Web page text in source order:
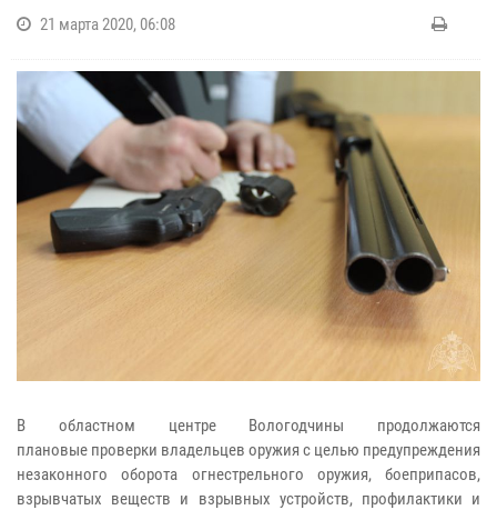
21 марта 2020, 06:08
В областном центре Вологодчины продолжаются
плановые проверки владельцев оружия с целью предупреждения
незаконного оборота огнестрельного оружия, боеприпасов,
взрывчатых веществ и взрывных устройств, профилактики и